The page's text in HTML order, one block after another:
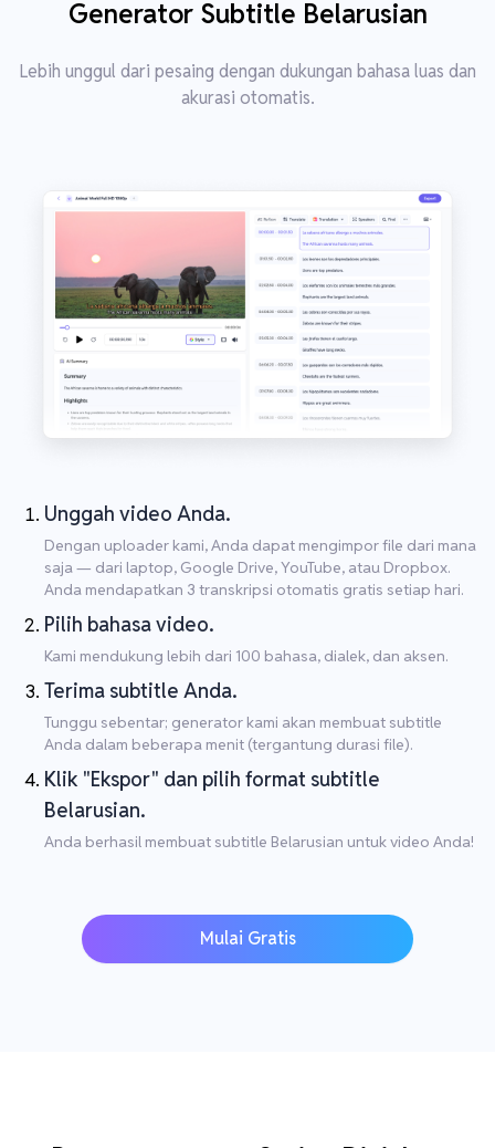
Generator Subtitle Belarusian
Lebih unggul dari pesaing dengan dukungan bahasa luas dan
akurasi otomatis.
Unggah video Anda.
Dengan uploader kami, Anda dapat mengimpor file dari mana
saja — dari laptop, Google Drive, YouTube, atau Dropbox.
Anda mendapatkan 3 transkripsi otomatis gratis setiap hari.
Pilih bahasa video.
Kami mendukung lebih dari 100 bahasa, dialek, dan aksen.
Terima subtitle Anda.
Tunggu sebentar; generator kami akan membuat subtitle
Anda dalam beberapa menit (tergantung durasi file).
Klik "Ekspor" dan pilih format subtitle
Belarusian.
Anda berhasil membuat subtitle Belarusian untuk video Anda!
Mulai Gratis